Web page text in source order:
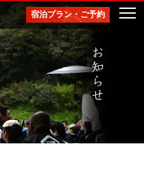
宿泊プラン・ご予約